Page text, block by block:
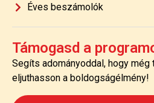
Éves beszámolók
Támogasd a
Segíts adományoddal, hogy még
eljuthasson a boldogságélmény!